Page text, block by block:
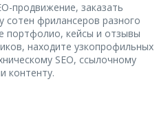
продвижение, заказать
фрилансеров разного
портфолио, кейсы и отзывы
находите узкопрофильных
SEO, ссылочному
контенту.